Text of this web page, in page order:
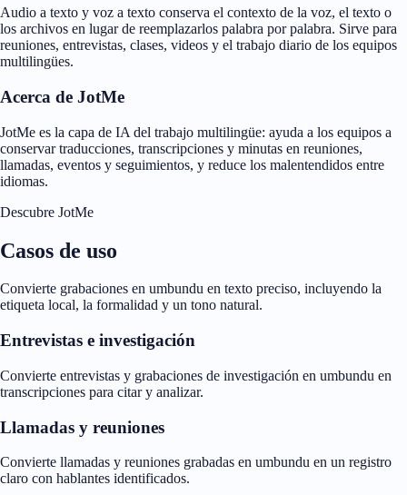
Audio a texto y voz a texto conserva el contexto de la voz, el texto o
los archivos en lugar de reemplazarlos palabra por palabra. Sirve para
reuniones, entrevistas, clases, videos y el trabajo diario de los equipos
multilingües.
Acerca de JotMe
JotMe es la capa de IA del trabajo multilingüe: ayuda a los equipos a
conservar traducciones, transcripciones y minutas en reuniones,
llamadas, eventos y seguimientos, y reduce los malentendidos entre
idiomas.
Descubre JotMe
Casos de uso
Convierte grabaciones en umbundu en texto preciso, incluyendo la
etiqueta local, la formalidad y un tono natural.
Entrevistas e investigación
Convierte entrevistas y grabaciones de investigación en umbundu en
transcripciones para citar y analizar.
Llamadas y reuniones
Convierte llamadas y reuniones grabadas en umbundu en un registro
claro con hablantes identificados.